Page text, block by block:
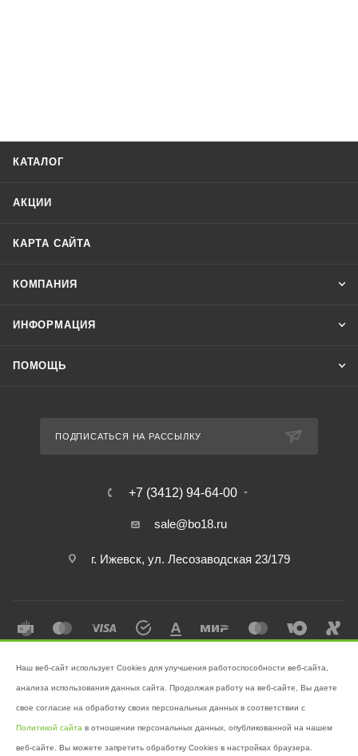
КАТАЛОГ
АКЦИИ
КАРТА САЙТА
КОМПАНИЯ
ИНФОРМАЦИЯ
ПОМОЩЬ
ПОДПИСАТЬСЯ НА РАССЫЛКУ
+7 (3412) 94-64-00
sale@bo18.ru
г. Ижевск, ул. Лесозаводская 23/179
поддержании чистоты!
Наш веб-сайт использует Cookies для улучшения работоспособности веб-сайта,
анализа использования данных сайта. Продолжая работу на веб-сайте, Вы даете
свое согласие на обработку своих персональных данных в соответствии с
Политикой сайта в отношении персональных данных, опубликованной на нашем
веб-сайте. Вы можете запретить обработку Cookies в настройках браузера.